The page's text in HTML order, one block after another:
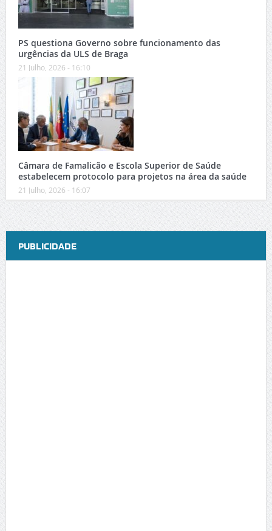
PS questiona Governo sobre funcionamento das
urgências da ULS de Braga
21 Julho, 2026 - 16:10
Câmara de Famalicão e Escola Superior de Saúde
estabelecem protocolo para projetos na área da saúde
21 Julho, 2026 - 16:07
PUBLICIDADE